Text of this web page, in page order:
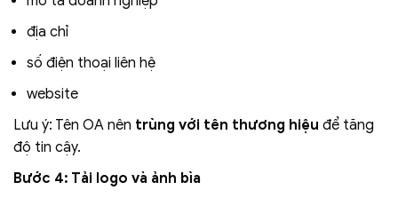
địa chỉ
số điện thoại liên hệ
website
Lưu ý: Tên OA nên trùng với tên thương hiệu để tăng
độ tin cậy.
Bước 4: Tải logo và ảnh bìa